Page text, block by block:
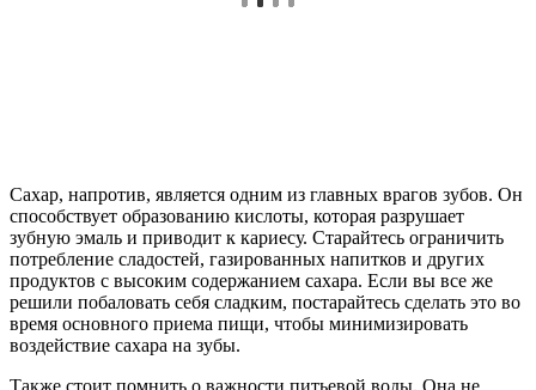
Сахар, напротив, является одним из главных врагов зубов. Он
способствует образованию кислоты, которая разрушает
зубную эмаль и приводит к кариесу. Старайтесь ограничить
потребление сладостей, газированных напитков и других
продуктов с высоким содержанием сахара. Если вы все же
решили побаловать себя сладким, постарайтесь сделать это во
время основного приема пищи, чтобы минимизировать
воздействие сахара на зубы.
Также стоит помнить о важности питьевой воды. Она не